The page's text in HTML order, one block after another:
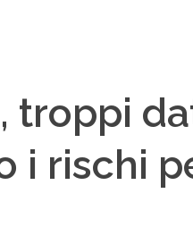
troppi
i rischi